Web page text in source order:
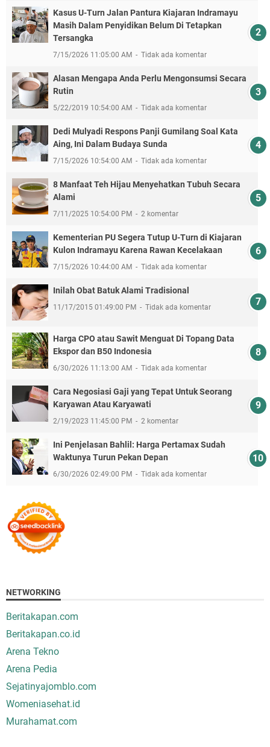
Kasus U-Turn Jalan Pantura Kiajaran Indramayu
Masih Dalam Penyidikan Belum Di Tetapkan
Tersangka
7/15/2026 11:05:00 AM Tidak ada komentar
Alasan Mengapa Anda Perlu Mengonsumsi Secara
Rutin
5/22/2019 10:54:00 AM Tidak ada komentar
Dedi Mulyadi Respons Panji Gumilang Soal Kata
Aing, Ini Dalam Budaya Sunda
7/15/2026 10:54:00 AM Tidak ada komentar
8 Manfaat Teh Hijau Menyehatkan Tubuh Secara
Alami
7/11/2025 10:54:00 PM 2 komentar
Kementerian PU Segera Tutup U-Turn di Kiajaran
Kulon Indramayu Karena Rawan Kecelakaan
7/15/2026 10:44:00 AM Tidak ada komentar
Inilah Obat Batuk Alami Tradisional
11/17/2015 01:49:00 PM Tidak ada komentar
Harga CPO atau Sawit Menguat Di Topang Data
Ekspor dan B50 Indonesia
6/30/2026 11:13:00 AM Tidak ada komentar
Cara Negosiasi Gaji yang Tepat Untuk Seorang
Karyawan Atau Karyawati
2/19/2023 11:45:00 PM 2 komentar
Ini Penjelasan Bahlil: Harga Pertamax Sudah
Waktunya Turun Pekan Depan
6/30/2026 02:49:00 PM Tidak ada komentar
NETWORKING
Beritakapan.com
Beritakapan.co.id
Arena Tekno
Arena Pedia
Sejatinyajomblo.com
Womeniasehat.id
Murahamat.com